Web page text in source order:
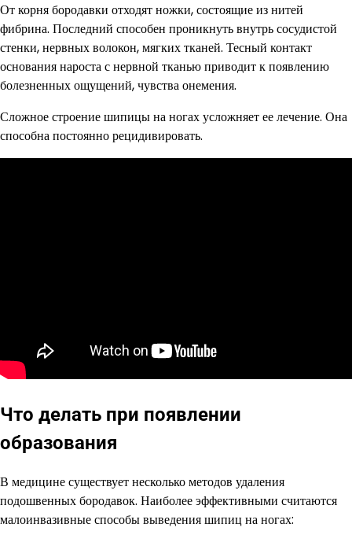
От корня бородавки отходят ножки, состоящие из нитей
фибрина. Последний способен проникнуть внутрь сосудистой
стенки, нервных волокон, мягких тканей. Тесный контакт
основания нароста с нервной тканью приводит к появлению
болезненных ощущений, чувства онемения.
Сложное строение шипицы на ногах усложняет ее лечение. Она
способна постоянно рецидивировать.
Что делать при появлении
образования
В медицине существует несколько методов удаления
подошвенных бородавок. Наиболее эффективными считаются
малоинвазивные способы выведения шипиц на ногах: